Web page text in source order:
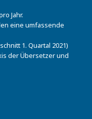
Jahr.
eine umfassende
1. Quartal 2021)
der Übersetzer und